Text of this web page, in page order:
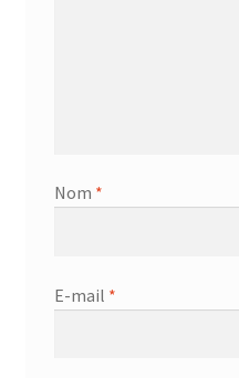
Nom *
E-mail *